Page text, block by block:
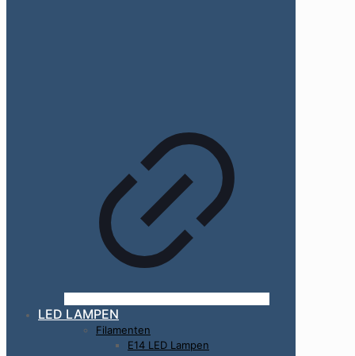
LED LAMPEN
Filamenten
E14 LED Lampen